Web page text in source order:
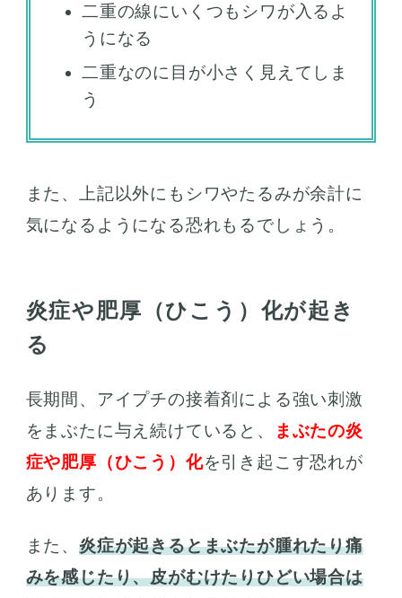
二重の線にいくつもシワが入るよ
うになる
二重なのに目が小さく見えてしま
う
また、上記以外にもシワやたるみが余計に
気になるようになる恐れもるでしょう。
炎症や肥厚（ひこう）化が起き
る
長期間、アイプチの接着剤による強い刺激
をまぶたに与え続けていると、
まぶたの炎
症や肥厚（ひこう）化を引き起こす恐れが
あります。
また、炎症が起きるとまぶたが腫れたり痛
みを感じたり、皮がむけたりひどい場合は